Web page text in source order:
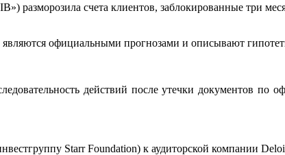
разморозила счета клиентов, заблокированные три
официальными прогнозами и описывают
действий после утечки документов по
Starr Foundation) к аудиторской компании